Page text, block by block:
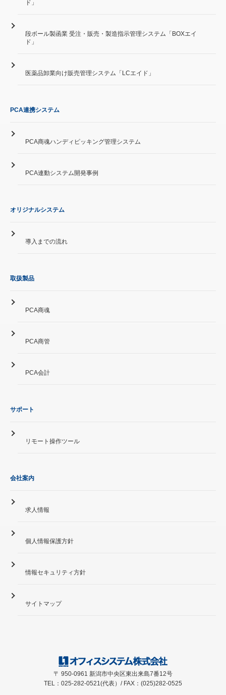
ド」
段ボール製函業 受注・販売・製造指示管理システム「BOXエイ
ド」
医薬品卸業向け販売管理システム「LCエイド」
PCA連携システム
PCA商魂ハンディピッキング管理システム
PCA連動システム開発事例
オリジナルシステム
導入までの流れ
取扱製品
PCA商魂
PCA商管
PCA会計
サポート
リモート操作ツール
会社案内
求人情報
個人情報保護方針
情報セキュリティ方針
サイトマップ
〒 950-0961 新潟市中央区東出来島7番12号
TEL：025-282-0521(代表）/ FAX：(025)282-0525